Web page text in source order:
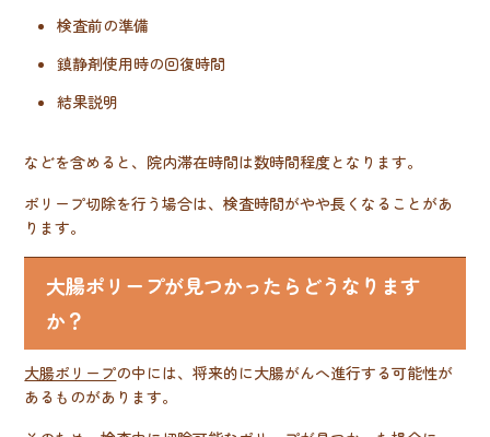
検査前の準備
鎮静剤使用時の回復時間
結果説明
などを含めると、院内滞在時間は数時間程度となります。
ポリープ切除を行う場合は、検査時間がやや長くなることがあ
ります。
大腸ポリープが見つかったらどうなります
か？
大腸ポリープの中には、将来的に大腸がんへ進行する可能性が
あるものがあります。